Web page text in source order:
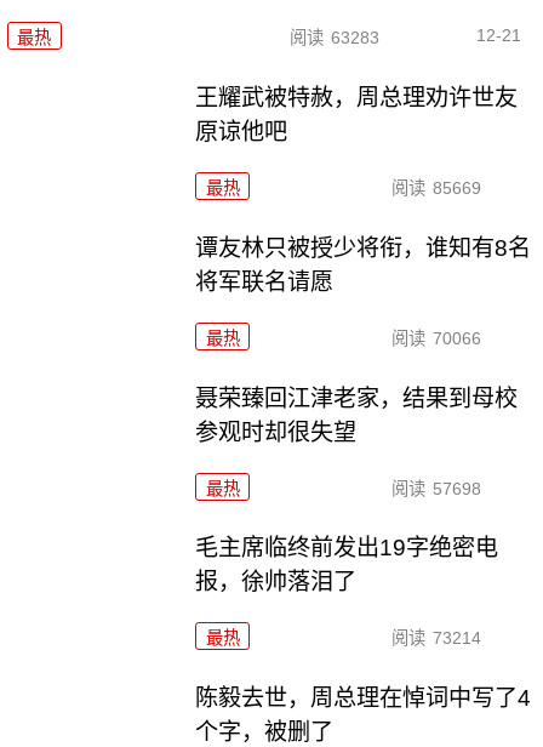
最热 阅读 63283 12-21
王耀武被特赦，周总理劝许世友
原谅他吧
最热 阅读 85669
谭友林只被授少将衔，谁知有8名
将军联名请愿
最热 阅读 70066
聂荣臻回江津老家，结果到母校
参观时却很失望
最热 阅读 57698
毛主席临终前发出19字绝密电
报，徐帅落泪了
最热 阅读 73214
陈毅去世，周总理在悼词中写了4
个字，被删了